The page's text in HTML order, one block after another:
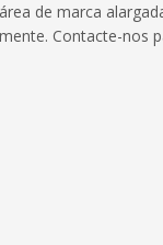
de marca
Contacte-nos